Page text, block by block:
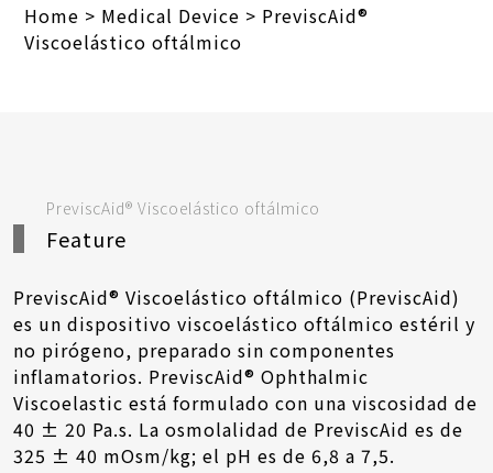
Home > Medical Device > PreviscAid®
Viscoelástico oftálmico
PreviscAid® Viscoelástico oftálmico
Feature
PreviscAid® Viscoelástico oftálmico (PreviscAid)
es un dispositivo viscoelástico oftálmico estéril y
no pirógeno, preparado sin componentes
inflamatorios. PreviscAid® Ophthalmic
Viscoelastic está formulado con una viscosidad de
40 ± 20 Pa.s. La osmolalidad de PreviscAid es de
325 ± 40 mOsm/kg; el pH es de 6,8 a 7,5.